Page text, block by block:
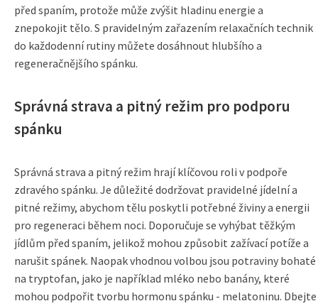
před spaním, protože může zvýšit hladinu energie a
znepokojit tělo. S pravidelným zařazením relaxačních technik
do každodenní rutiny můžete dosáhnout hlubšího a
regeneračnějšího spánku.
Správná strava a pitný režim pro podporu
spánku
Správná strava a pitný režim hrají klíčovou roli v podpoře
zdravého spánku. Je důležité dodržovat pravidelné jídelní a
pitné režimy, abychom tělu poskytli potřebné živiny a energii
pro regeneraci během noci. Doporučuje se vyhýbat těžkým
jídlům před spaním, jelikož mohou způsobit zažívací potíže a
narušit spánek. Naopak vhodnou volbou jsou potraviny bohaté
na tryptofan, jako je například mléko nebo banány, které
mohou podpořit tvorbu hormonu spánku - melatoninu. Dbejte